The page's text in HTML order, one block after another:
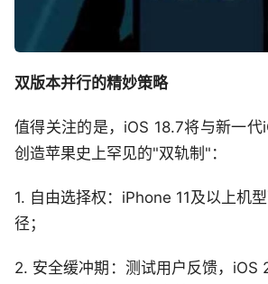
双版本并行的精妙策略
值得关注的是，iOS 18.7将与新一代
创造苹果史上罕见的"双轨制"：
1. 自由选择权：iPhone 11及以上机
径；
2. 安全缓冲期：测试用户反馈，iOS